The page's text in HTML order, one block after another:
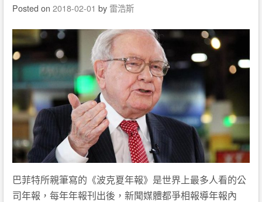
Posted on 2018-02-01 by 雷浩斯
巴菲特所親筆寫的《波克夏年報》是世界上最多人看的公
司年報，每年年報刊出後，新聞媒體都爭相報導年報內